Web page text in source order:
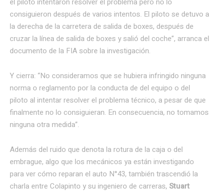
consiguieron después de varios intentos. El piloto se detuvo a
la derecha de la carretera de salida de boxes, después de
cruzar la línea de salida de boxes y salió del coche”, arranca el
documento de la FIA sobre la investigación.
Y cierra: “No consideramos que se hubiera infringido ninguna
norma o reglamento por la conducta de del equipo o del
piloto al intentar resolver el problema técnico, a pesar de que
finalmente no lo consiguieran. En consecuencia, no tomamos
ninguna otra medida”.
Además del ruido que denota la rotura de la caja o del
embrague, algo que los mecánicos ya están investigando
para ver cómo reparan el auto N°43, también trascendió la
charla entre Colapinto y su ingeniero de carreras, Stuart